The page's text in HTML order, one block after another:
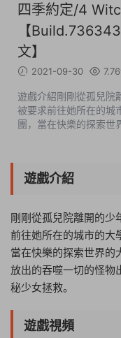
四季約定/4
【
文】
2021-09-30
遊戲介紹剛剛從孤兒院
被要求前往她所在的城
團，當在快樂的探索世
遊戲介紹
剛剛從孤兒院離開的少
前往她所在的城市的大
當在快樂的探索世界的
放出的吞噬一切的怪物
秘少女拯救。
遊戲視頻